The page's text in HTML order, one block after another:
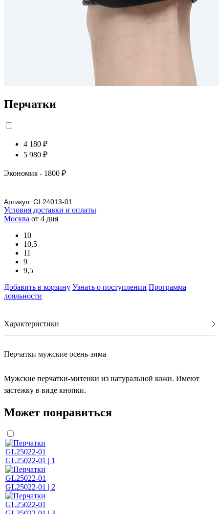
Перчатки
4 180 ₽
5 980 ₽
Экономия - 1800 ₽
Артикул: GL24013-01
Условия доставки и оплаты
Москва от 4 дня
10
10,5
11
9
9,5
Добавить в корзину Узнать о поступлении Программа
лояльности
Характеристики
Перчатки мужские осень-зима
Мужские перчатки-митенки из натуральной кожи. Имеют
застежку в виде кнопки.
Может понравиться